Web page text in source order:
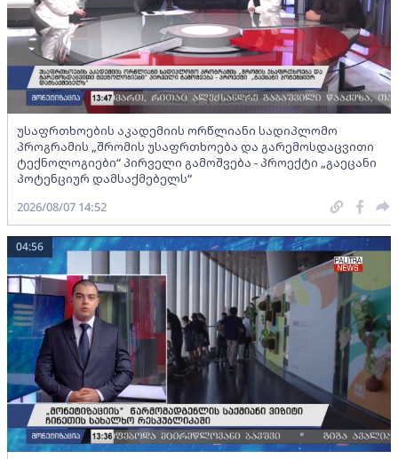
უსაფრთხოების აკადემიის ორწლიანი სადიპლომო
პროგრამის „შრომის უსაფრთხოება და გარემოსდაცვითი
ტექნოლოგიები“ პირველი გამოშვება - პროექტი „გაეცანი
პოტენციურ დამსაქმებელს“
2026/08/07 14:52
04:56